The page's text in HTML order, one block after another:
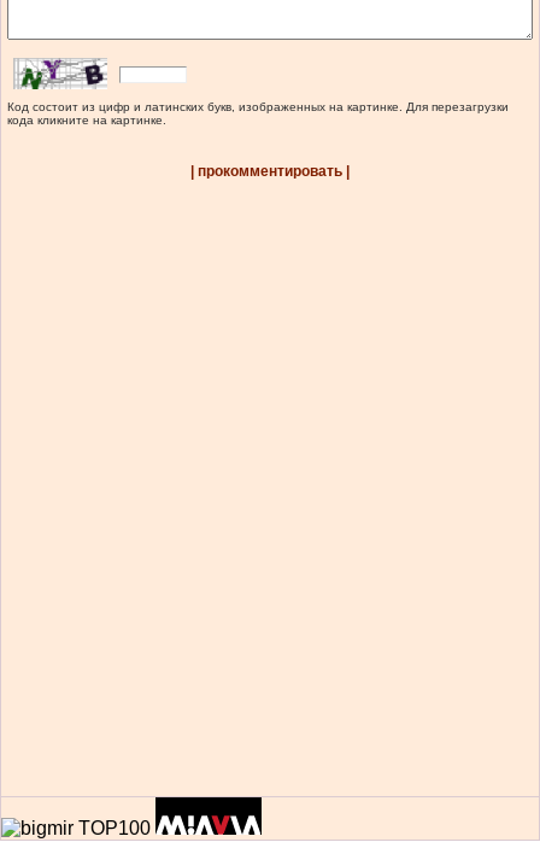
Код состоит из цифр и латинских букв, изображенных на картинке. Для перезагрузки
кода кликните на картинке.
| прокомментировать |